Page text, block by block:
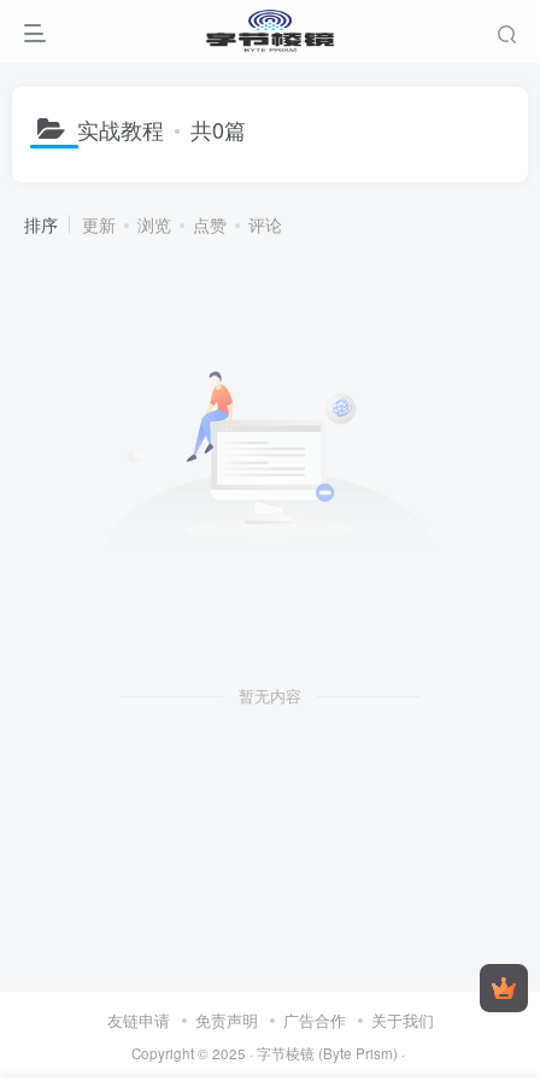
实战教程 共0篇
排序 更新 浏览 点赞 评论
暂无内容
友链申请 免责声明 广告合作 关于我们
Copyright © 2025 · 字节棱镜 (Byte Prism) ·